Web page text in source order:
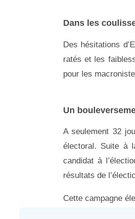
Dans les
Des hésitations
ratés et les
pour les
Un
A seulement 32
électoral. Suite à
candidat à
résultats de
Cette campagne